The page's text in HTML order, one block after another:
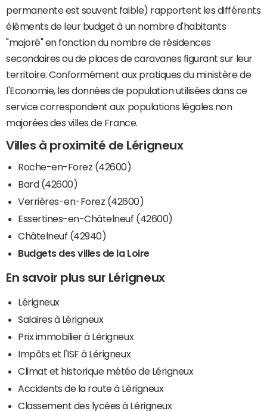
permanente est souvent faible) rapportent les différents
éléments de leur budget à un nombre d'habitants
"majoré" en fonction du nombre de résidences
secondaires ou de places de caravanes figurant sur leur
territoire. Conformément aux pratiques du ministère de
l'Economie, les données de population utilisées dans ce
service correspondent aux populations légales non
majorées des villes de France.
Villes à proximité de Lérigneux
Roche-en-Forez (42600)
Bard (42600)
Verrières-en-Forez (42600)
Essertines-en-Châtelneuf (42600)
Châtelneuf (42940)
Budgets des villes de la Loire
En savoir plus sur Lérigneux
Lérigneux
Salaires à Lérigneux
Prix immobilier à Lérigneux
Impôts et l'ISF à Lérigneux
Climat et historique météo de Lérigneux
Accidents de la route à Lérigneux
Classement des lycées à Lérigneux